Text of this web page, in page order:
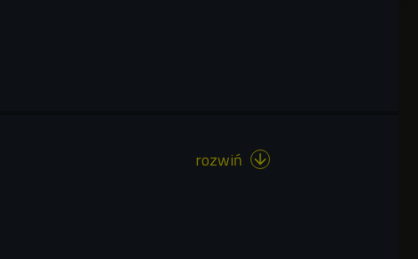
rozwiń 